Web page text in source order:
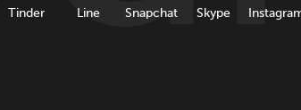
Tinder Line Snapchat Skype